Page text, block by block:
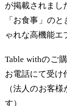
が掲載されまし
「お食事」の
ゃれな高機能エ
Table withのご
お電話にて受け
（法人のお客
す）